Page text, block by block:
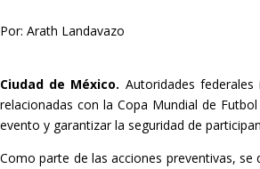
Por: Arath Landavazo
Ciudad de México. Autoridades
relacionadas con la Copa Mundial de
evento y garantizar la seguridad de
Como parte de las acciones preventivas,